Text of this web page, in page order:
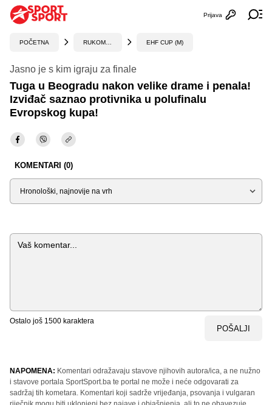
Otvori
Prijava
POČETNA EHF CUP (M)
Jasno je s kim igraju za finale
Tuga u Beogradu nakon velike drame i penala!
Izviđač saznao protivnika u polufinalu
Evropskog kupa!
KOMENTARI (0)
Sortiraj
Komentar
Ostalo još 1500 karaktera
POŠALJI
NAPOMENA: Komentari odražavaju stavove njihovih autora/ica, a ne nužno
i stavove portala SportSport.ba te portal ne može i neće odgovarati za
sadržaj tih kometara. Komentari koji sadrže vrijeđanja, psovanja i vulgaran